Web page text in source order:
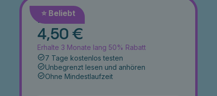
⭐️ Beliebt
Monat
4,50 €
Erhalte 3 Monate lang 50% Rabatt
7 Tage kostenlos testen
Unbegrenzt lesen und anhören
Ohne Mindestlaufzeit